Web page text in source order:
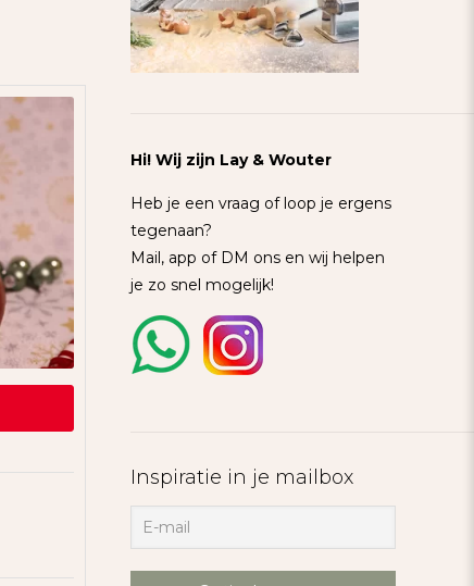
Hi! Wij zijn Lay & Wouter
Heb je een vraag of loop je ergens
tegenaan?
Mail, app of DM ons en wij helpen
je zo snel mogelijk!
Inspiratie in je mailbox